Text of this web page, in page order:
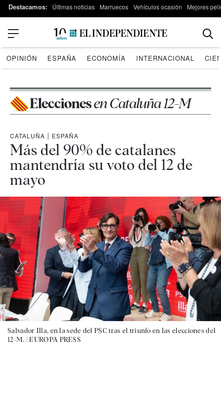
Destacamos: Últimas noticias Marruecos Vehículos ocasión Mejores
OPINIÓN ESPAÑA ECONOMÍA INTERNACIONAL
Eleccionesen Cataluña 12-M
CATALUÑA | ESPAÑA
Más del 90% de catalanes
mantendría su voto del 12 de
mayo
Salvador Illa, en la sede del PSC tras el triunfo en las elecciones del
12-M. |EUROPA PRESS